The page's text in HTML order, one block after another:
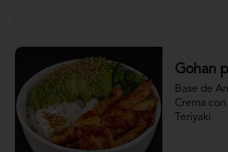
Gohan
Base de
Crema
Teriyaki